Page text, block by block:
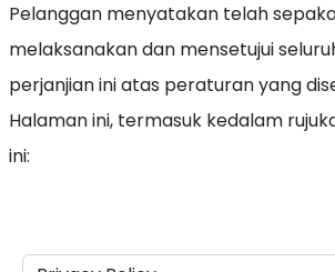
Pelanggan menyatakan telah
melaksanakan dan mensetujui
perjanjian ini atas peraturan yang
Halaman ini, termasuk kedalam
ini: